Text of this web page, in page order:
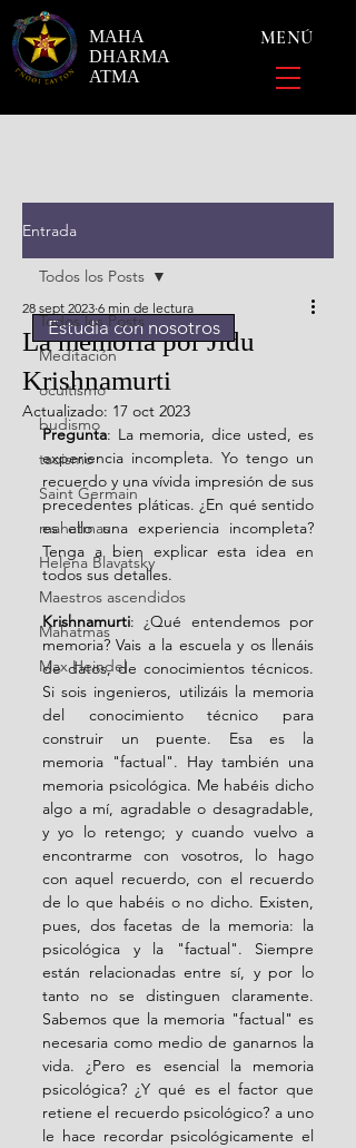
MAHA
DHARMA
ATMA
MENÚ
Entrada
Todos los Posts
Meditación
ocultismo
budismo
taoismo
Saint Germain
mahatmas
Helena Blavatsky
Maestros ascendidos
Mahatmas
Max Heindel
Todos los Posts
La memoria por Jidu
Krishnamurti
28 sept 2023 6 min de lectura
Actualizado: 17 oct 2023
Pregunta: La memoria, dice usted, es
experiencia incompleta. Yo tengo un
recuerdo y una vívida impresión de sus
precedentes pláticas. ¿En qué sentido
es ello una experiencia incompleta?
Tenga a bien explicar esta idea en
todos sus detalles.
Krishnamurti: ¿Qué entendemos por
memoria? Vais a la escuela y os llenáis
de datos, de conocimientos técnicos.
Si sois ingenieros, utilizáis la memoria
del conocimiento técnico para
construir un puente. Esa es la
memoria "factual". Hay también una
memoria psicológica. Me habéis dicho
algo a mí, agradable o desagradable,
y yo lo retengo; y cuando vuelvo a
encontrarme con vosotros, lo hago
con aquel recuerdo, con el recuerdo
de lo que habéis o no dicho. Existen,
pues, dos facetas de la memoria: la
psicológica y la "factual". Siempre
están relacionadas entre sí, y por lo
tanto no se distinguen claramente.
Sabemos que la memoria "factual" es
necesaria como medio de ganarnos la
vida. ¿Pero es esencial la memoria
psicológica? ¿Y qué es el factor que
retiene el recuerdo psicológico? a uno
le hace recordar psicológicamente el
Estudia con nosotros